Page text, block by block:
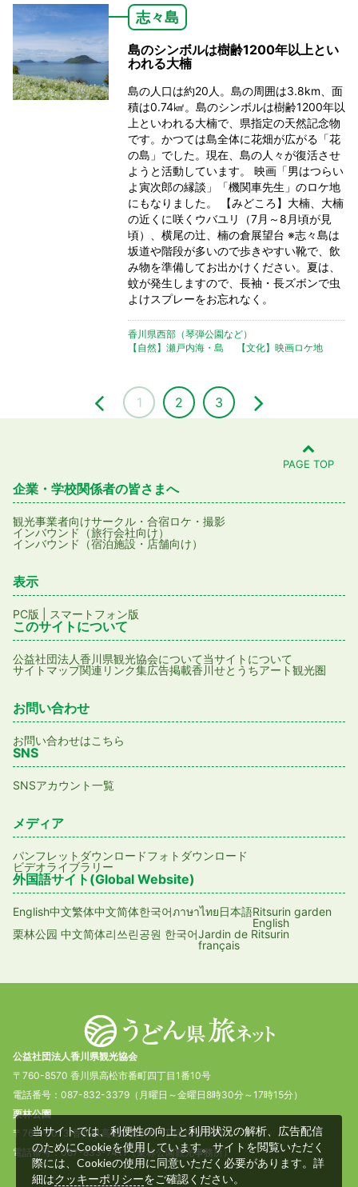
志々島
島のシンボルは樹齢1200年以上とい
われる大楠
島の人口は約20人。島の周囲は3.8km、面
積は0.74㎢。島のシンボルは樹齢1200年以
上といわれる大楠で、県指定の天然記念物
です。かつては島全体に花畑が広がる「花
の島」でした。現在、島の人々が復活させ
ようと活動しています。 映画「男はつらい
よ寅次郎の縁談」「機関車先生」のロケ地
にもなりました。 【みどころ】大楠、大楠
の近くに咲くウバユリ（7月～8月頃が見
頃）、横尾の辻、楠の倉展望台 ※志々島は
坂道や階段が多いので歩きやすい靴で、飲
み物を準備してお出かけください。夏は、
蚊が発生しますので、長袖・長ズボンで虫
よけスプレーをお忘れなく。
香川県西部（琴弾公園など）
【自然】瀬戸内海・島
【文化】映画ロケ地
1 2 3
PAGE TOP
企業・学校関係者の皆さまへ
観光事業者向けサークル・合宿ロケ・撮影
インバウンド（旅行会社向け）
インバウンド（宿泊施設・店舗向け）
表示
PC版 スマートフォン版
このサイトについて
公益社団法人香川県観光協会について当サイトについて
サイトマップ関連リンク集広告掲載香川せとうちアート観光圏
お問い合わせ
お問い合わせはこちら
SNS
SNSアカウント一覧
メディア
パンフレットダウンロードフォトダウンロード
ビデオライブラリー
外国語サイト(Global Website)
English中文繁体中文简体한국어ภาษาไทย日本語Ritsurin garden
English
栗林公园 中文简体리쓰린공원 한국어Jardin de Ritsurin
français
公益社団法人香川県観光協会
〒760-8570 香川県高松市番町四丁目1番10号
電話番号：087-832-3379（月曜日～金曜日8時30分～17時15分）
栗林公園
〒760-0073 香川県高松市栗林町1丁目20番16号
電話番号：087-833-7411（栗林公園観光事務所）
当サイトでは、利便性の向上と利用状況の解析、広告配信
のためにCookieを使用しています。サイトを閲覧いただく
際には、Cookieの使用に同意いただく必要があります。詳
細はクッキーポリシーをご確認ください。